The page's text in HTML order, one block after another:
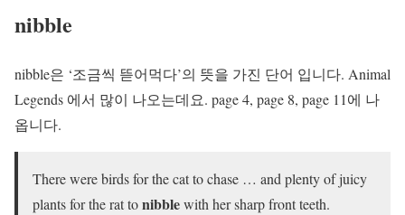
nibble
nibble은 ‘조금씩 뜯어먹다’의 뜻을 가진 단어 입니다. Animal
Legends 에서 많이 나오는데요. page 4, page 8, page 11에 나
옵니다.
There were birds for the cat to chase … and plenty of juicy
plants for the rat tonibblewith her sharp front teeth.